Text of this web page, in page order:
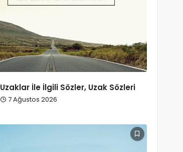
Uzaklar İle İlgili Sözler, Uzak Sözleri
7 Ağustos 2026